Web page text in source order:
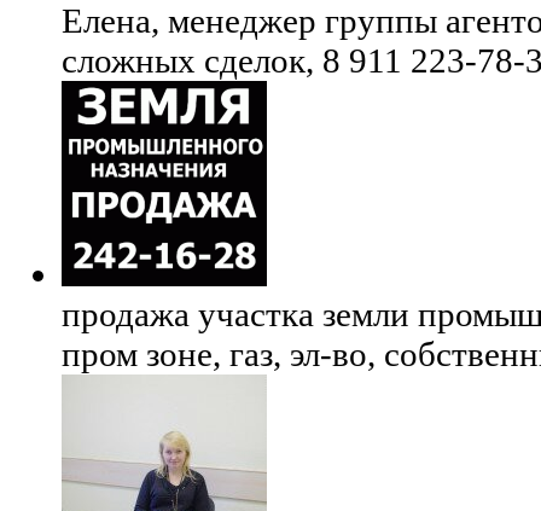
Елена, менеджер группы
сложных сделок, 8 911 223-78-
продажа участка земли
пром зоне, газ, эл-во,